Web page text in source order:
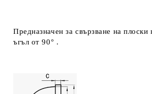
Предназначен за свързване на плоски
ъгъл от 90° .